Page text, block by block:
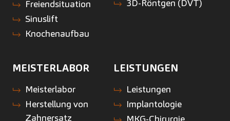
Freiendsituation
Sinuslift
Knochenaufbau
3D-Röntgen (DVT)
MEISTERLABOR
Meisterlabor
Herstellung von
Zahnersatz
LEISTUNGEN
Leistungen
Implantologie